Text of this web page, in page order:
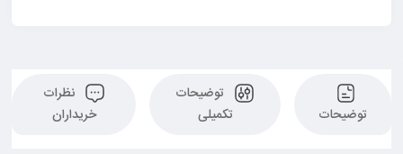
توضیحات
توضیحات
تکمیلی
نظرات
خریداران